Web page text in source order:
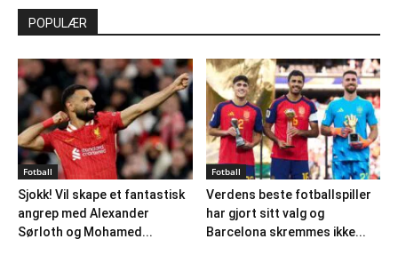
POPULÆR
Fotball
Sjokk! Vil skape et fantastisk
angrep med Alexander
Sørloth og Mohamed...
Fotball
Verdens beste fotballspiller
har gjort sitt valg og
Barcelona skremmes ikke...